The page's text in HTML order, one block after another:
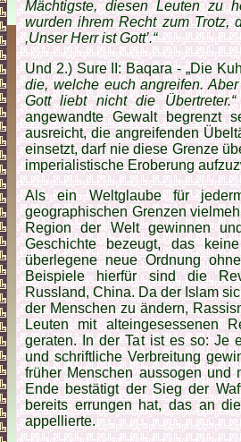
Mächtigste, diesen Leuten zu
wurden ihrem Recht zum Trotz,
,Unser Herr ist Gott’.“
Und 2.) Sure II: Baqara - „Die
die, welche euch angreifen.
Gott liebt nicht die Übertreter.“
angewandte Gewalt begrenzt
ausreicht, die angreifenden
einsetzt, darf nie diese Grenze
imperialistische Eroberung
Als ein Weltglaube für
geographischen Grenzen
Region der Welt gewinnen
Geschichte bezeugt, das
überlegene neue Ordnung
Beispiele hierfür sind die
Russland, China. Da der Islam
der Menschen zu ändern,
Leuten mit alteingesessenen
geraten. In der Tat ist es so: Je
und schriftliche Verbreitung
früher Menschen aussogen und
Ende bestätigt der Sieg der
bereits errungen hat, das an
appellierte.